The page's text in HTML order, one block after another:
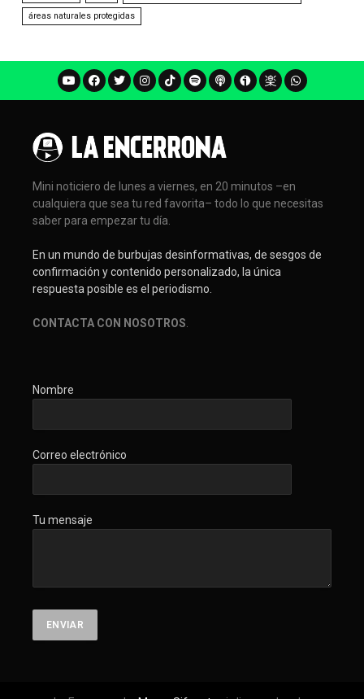
áreas naturales protegidas
Mini noticiero de lunes a viernes, en 20 minutos –en
cualquiera que sea tu red favorita– todo lo que necesitas
saber para empezar tu día.
En un mundo de burbujas desinformativas, de sesgos de
confirmación y contenido personalizado, la única
respuesta posible es el periodismo.
CONTACTA CON NOSOTROS
Nombre
Correo electrónico
Tu mensaje